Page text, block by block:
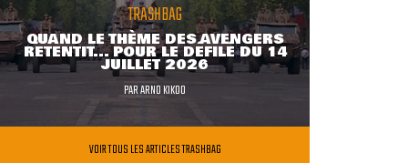
TRASHBAG
QUAND LE THÈME DES AVENGERS
RETENTIT... POUR LE DÉFILÉ DU 14
JUILLET 2026
PARARNO KIKOO
VOIR TOUS LES ARTICLES TRASHBAG